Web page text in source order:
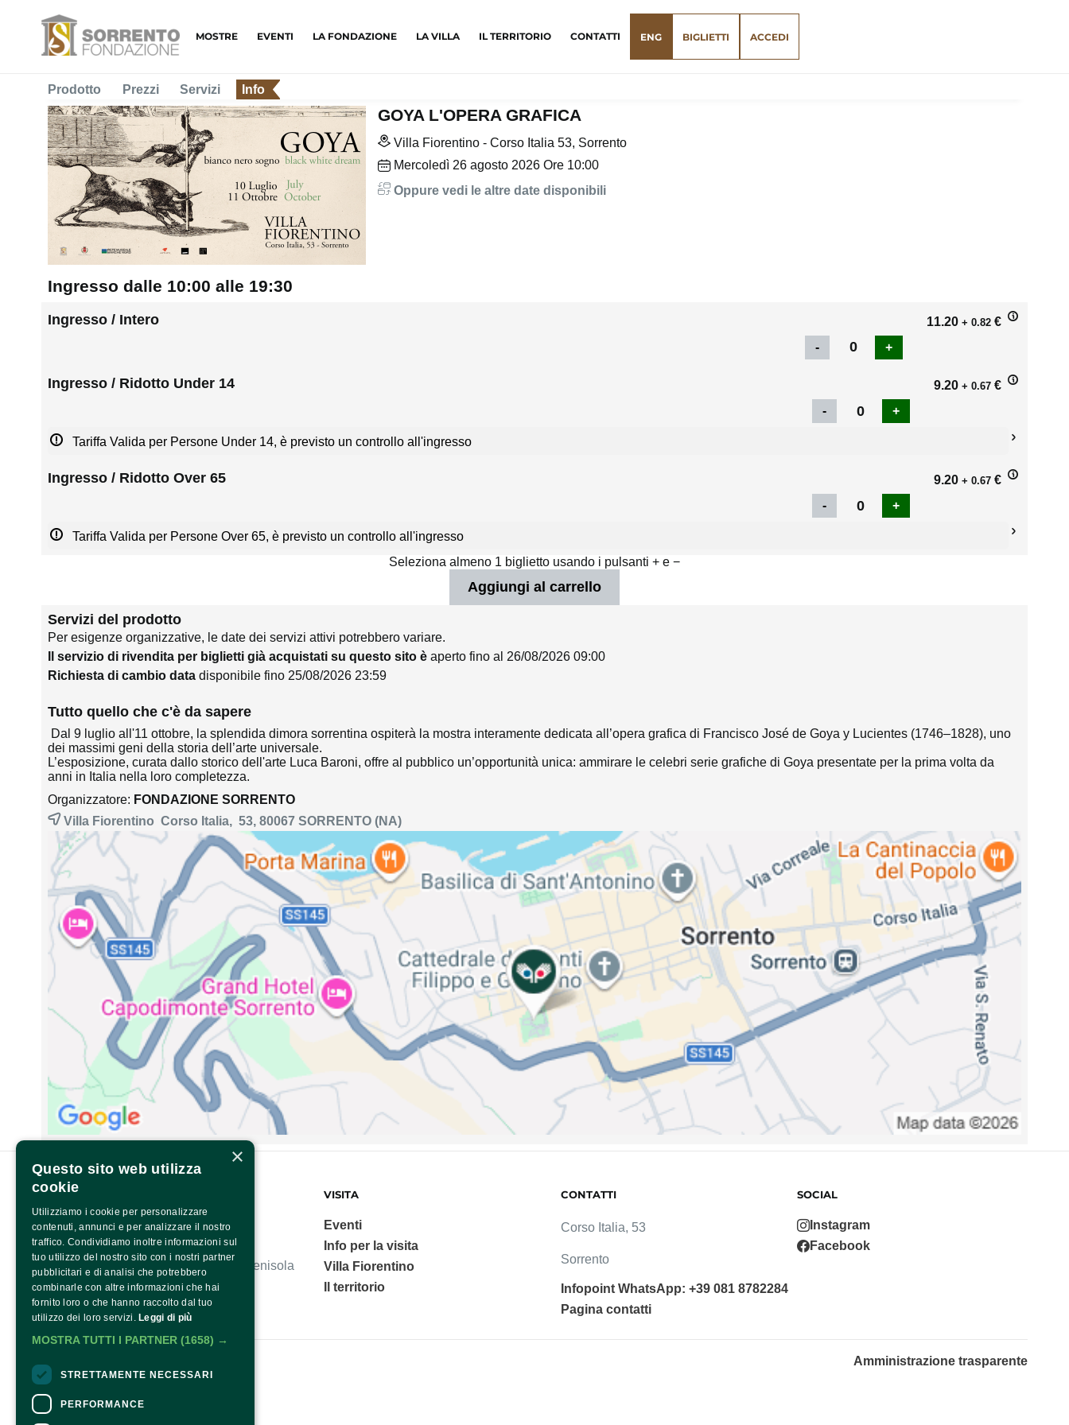
MOSTRE EVENTI LA FONDAZIONE LA VILLA IL TERRITORIO CONTATTI ENG BIGLIETTI ACCEDI
Prodotto Prezzi Servizi Info
GOYA L'OPERA GRAFICA
Villa Fiorentino - Corso Italia 53, Sorrento
Mercoledì 26 agosto 2026 Ore 10:00
Oppure vedi le altre date disponibili
Ingresso dalle 10:00 alle 19:30
Ingresso / Intero 11.20 + 0.82 €
Ingresso / Ridotto Under 14 9.20 + 0.67 €
Tariffa Valida per Persone Under 14, è previsto un controllo all'ingresso
Ingresso / Ridotto Over 65 9.20 + 0.67 €
Tariffa Valida per Persone Over 65, è previsto un controllo all'ingresso
Seleziona almeno 1 biglietto usando i pulsanti + e −
Servizi del prodotto
Per esigenze organizzative, le date dei servizi attivi potrebbero variare.
Il servizio di rivendita per biglietti già acquistati su questo sito è aperto fino al 26/08/2026 09:00
Richiesta di cambio data disponibile fino 25/08/2026 23:59
Tutto quello che c'è da sapere
Dal 9 luglio all'11 ottobre, la splendida dimora sorrentina ospiterà la mostra interamente dedicata all’opera grafica di Francisco José de Goya y Lucientes (1746–1828), uno
dei massimi geni della storia dell’arte universale.
L’esposizione, curata dallo storico dell'arte Luca Baroni, offre al pubblico un’opportunità unica: ammirare le celebri serie grafiche di Goya presentate per la prima volta da
anni in Italia nella loro completezza.
Organizzatore: FONDAZIONE SORRENTO
Villa Fiorentino Corso Italia, 53, 80067 SORRENTO(NA)
FONDAZIONE SORRENTO
Villa Fiorentino, polo culturale della Penisola
Sorrentina.
VISITA
Eventi
Info per la visita
Villa Fiorentino
Il territorio
CONTATTI
Corso Italia, 53
Sorrento
Infopoint WhatsApp: +39 081 8782284
Pagina contatti
SOCIAL
Instagram
Facebook
Amministrazione trasparente
Contatti
×
Questo sito web utilizza
cookie
Utilizziamo i cookie per personalizzare
contenuti, annunci e per analizzare il nostro
traffico. Condividiamo inoltre informazioni sul
tuo utilizzo del nostro sito con i nostri partner
pubblicitari e di analisi che potrebbero
combinarle con altre informazioni che hai
fornito loro o che hanno raccolto dal tuo
utilizzo dei loro servizi. Leggi di più
MOSTRA TUTTI I PARTNER (1658) →
STRETTAMENTE NECESSARI
PERFORMANCE